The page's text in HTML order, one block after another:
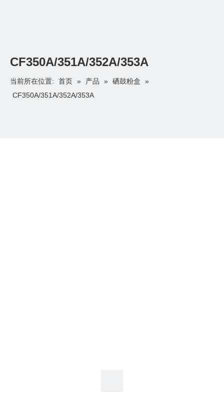
CF350A/351A/352A/353A
当前所在位置: 首页 » 产品 » 硒鼓粉盒
»
CF350A/351A/352A/353A